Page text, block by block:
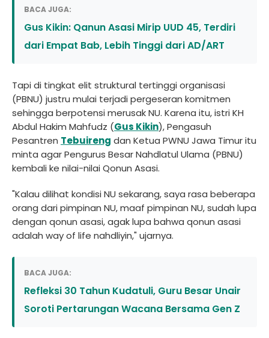
BACA JUGA:
Gus Kikin: Qanun Asasi Mirip UUD 45, Terdiri
dari Empat Bab, Lebih Tinggi dari AD/ART
Tapi di tingkat elit struktural tertinggi organisasi
(PBNU) justru mulai terjadi pergeseran komitmen
sehingga berpotensi merusak NU. Karena itu, istri KH
Abdul Hakim Mahfudz (Gus Kikin), Pengasuh
Pesantren Tebuireng dan Ketua PWNU Jawa Timur itu
minta agar Pengurus Besar Nahdlatul Ulama (PBNU)
kembali ke nilai-nilai Qonun Asasi.
"Kalau dilihat kondisi NU sekarang, saya rasa beberapa
orang dari pimpinan NU, maaf pimpinan NU, sudah lupa
dengan qonun asasi, agak lupa bahwa qonun asasi
adalah way of life nahdliyin," ujarnya.
BACA JUGA:
Refleksi 30 Tahun Kudatuli, Guru Besar Unair
Soroti Pertarungan Wacana Bersama Gen Z